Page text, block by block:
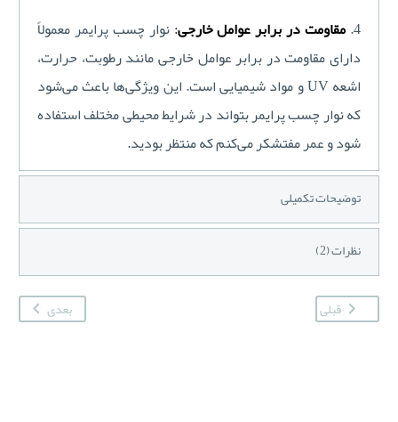
4. مقاومت در برابر عوامل خارجی:نوار چسب پرایمر معمولاً
دارای مقاومت در برابر عوامل خارجی مانند رطوبت، حرارت،
اشعه UV و مواد شیمیایی است. این ویژگی‌ها باعث می‌شود
که نوار چسب پرایمر بتواند در شرایط محیطی مختلف استفاده
شود و عمر مفتشکر می‌کنم که منتظر بودید.
توضیحات تکمیلی
نظرات (2)
قبلی بعدی